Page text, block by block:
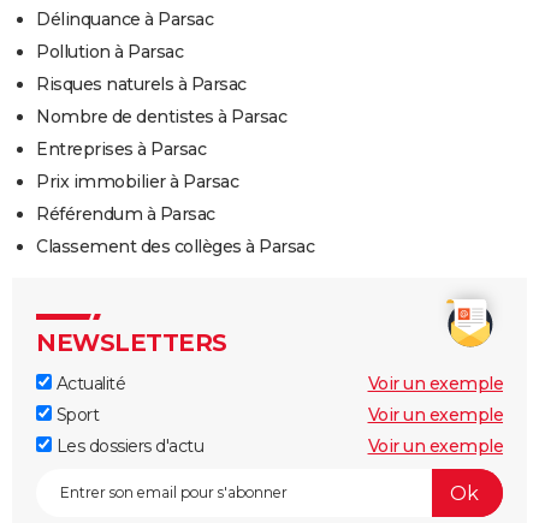
Délinquance à Parsac
Pollution à Parsac
Risques naturels à Parsac
Nombre de dentistes à Parsac
Entreprises à Parsac
Prix immobilier à Parsac
Référendum à Parsac
Classement des collèges à Parsac
NEWSLETTERS
Actualité
Voir un exemple
Sport
Voir un exemple
Les dossiers d'actu
Voir un exemple